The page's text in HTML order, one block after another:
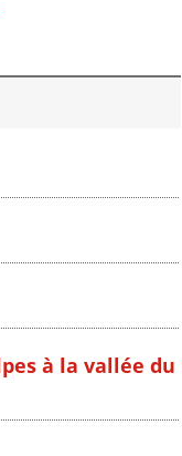
à la vallée du